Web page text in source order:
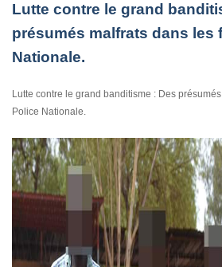
Lutte contre le grand
présumés malfrats dans les
Nationale.
Lutte contre le grand banditisme : Des
Police Nationale.